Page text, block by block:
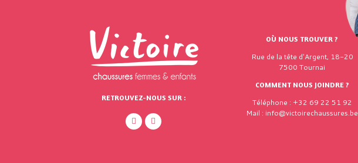
RETROUVEZ-NOUS SUR :
OÙ NOUS TROUVER ?
Rue de la tête d'Argent, 18-20
7500 Tournai
COMMENT NOUS JOINDRE ?
Téléphone : +32 69 22 51 92
Mail : info@victoirechaussures.be